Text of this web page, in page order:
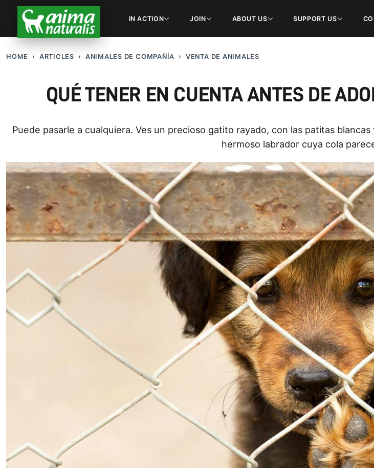
IN ACTION JOIN ABOUT US SUPPORT US
HOME ARTICLES ANIMALES DE COMPAÑÍ­A VENTA DE ANIMALES
QUÉ TENER EN CUENTA ANTES DE
Puede pasarle a cualquiera. Ves un precioso gatito rayado, con las patitas
hermoso labrador cuya cola